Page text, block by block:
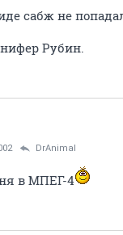
сабж не
Рубин.
DrAnimal
в МПЕГ-4